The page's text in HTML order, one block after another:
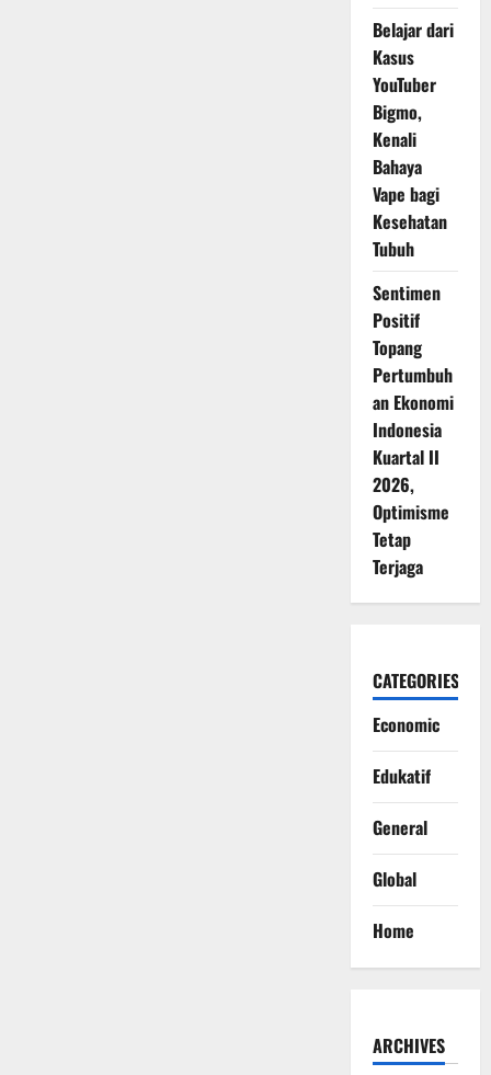
Belajar dari
Kasus
YouTuber
Bigmo,
Kenali
Bahaya
Vape bagi
Kesehatan
Tubuh
Sentimen
Positif
Topang
Pertumbuh
an Ekonomi
Indonesia
Kuartal II
2026,
Optimisme
Tetap
Terjaga
CATEGORIES
Economic
Edukatif
General
Global
Home
ARCHIVES